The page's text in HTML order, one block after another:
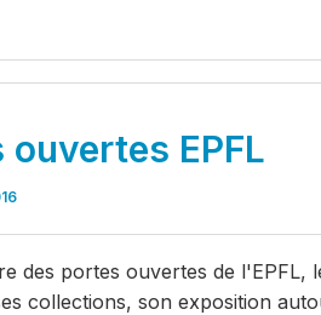
ouvertes EPFL
des portes ouvertes de
collections, son exposition